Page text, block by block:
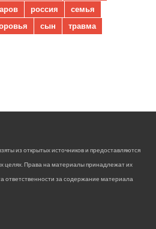
россия
семья
сын
травма
из открытых источников и предоставляются
целях. Права на материалы принадлежат их
ответственности за содержание материала